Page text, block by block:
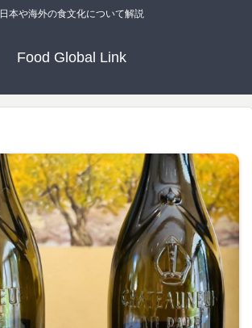
日本や海外の食文化について解説
Food Global Link